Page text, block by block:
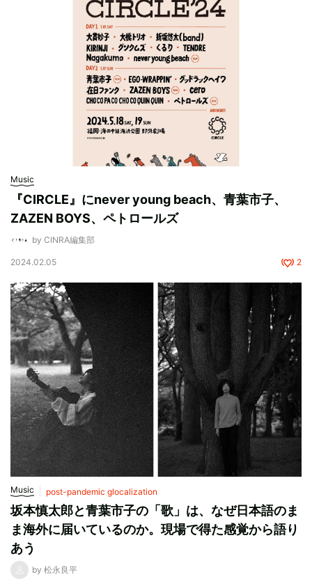
Music
『CIRCLE』にnever young beach、青葉市子、
ZAZEN BOYS、ペトロールズ
by CINRA編集部
2024.02.05 2
Music post-pandemic glocalization
坂本慎太郎と青葉市子の「歌」は、なぜ日本語のま
ま海外に届いているのか。現場で得た感覚から語り
あう
by 松永良平